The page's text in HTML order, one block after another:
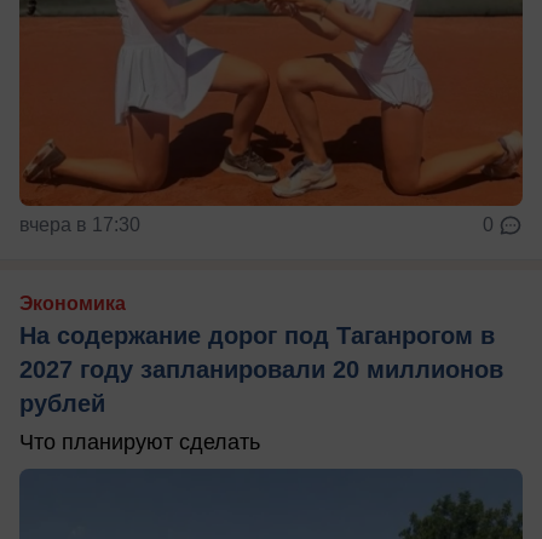
вчера в 17:30 0
Экономика
На содержание дорог под Таганрогом в
2027 году запланировали 20 миллионов
рублей
Что планируют сделать